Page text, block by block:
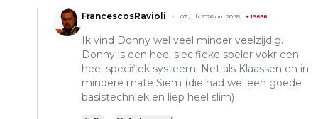
FrancescosRavioli 07 juli 2026 om 20:35 +19668
Ik vind Donny wel veel minder veelzijdig.
Donny is een heel slecifieke speler vokr een
heel specifiek systeem. Net als Klaassen en in
mindere mate Siem (die had wel een goede
basistechniek en liep heel slim)